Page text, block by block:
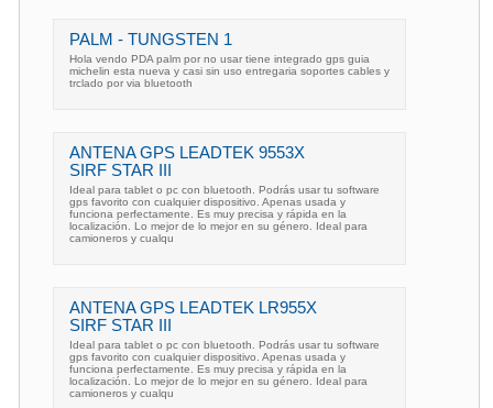
PALM - TUNGSTEN 1
Hola vendo PDA palm por no usar tiene integrado gps guia
michelin esta nueva y casi sin uso entregaria soportes cables y
trclado por via bluetooth
ANTENA GPS LEADTEK 9553X
SIRF STAR III
Ideal para tablet o pc con bluetooth. Podrás usar tu software
gps favorito con cualquier dispositivo. Apenas usada y
funciona perfectamente. Es muy precisa y rápida en la
localización. Lo mejor de lo mejor en su género. Ideal para
camioneros y cualqu
ANTENA GPS LEADTEK LR955X
SIRF STAR III
Ideal para tablet o pc con bluetooth. Podrás usar tu software
gps favorito con cualquier dispositivo. Apenas usada y
funciona perfectamente. Es muy precisa y rápida en la
localización. Lo mejor de lo mejor en su género. Ideal para
camioneros y cualqu